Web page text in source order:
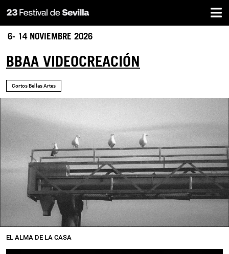
Pasar
al
contenido
6- 14 NOVIEMBRE 2026
Cortos Bellas Artes
BBAA VIDEOCREACIÓN
EL ALMA DE LA CASA